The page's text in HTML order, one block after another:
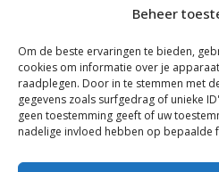
Beheer
Om de beste ervaringen te bieden,
cookies om informatie over je
raadplegen. Door in te stemmen met
gegevens zoals surfgedrag of unieke
geen toestemming geeft of uw
nadelige invloed hebben op bepaalde
NIEUWS EN
Nieuws
Sponsoren